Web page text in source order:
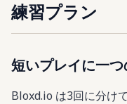
練習プラン
短いプレイに一つ
Bloxd.io は3回に分け